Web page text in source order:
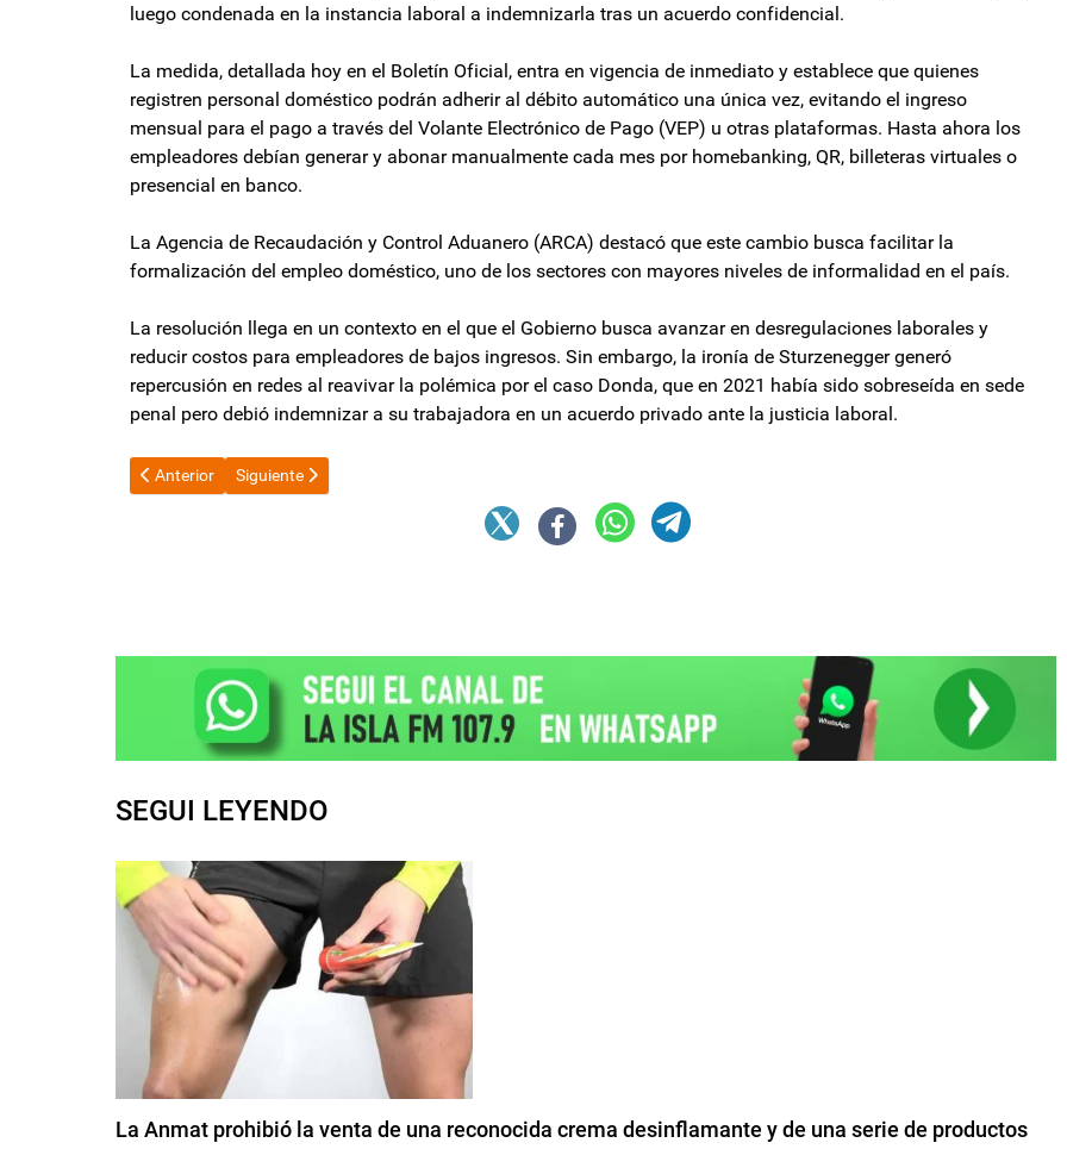
luego condenada en la instancia laboral a indemnizarla tras un acuerdo confidencial.
La medida, detallada hoy en el Boletín Oficial, entra en vigencia de inmediato y establece que quienes
registren personal doméstico podrán adherir al débito automático una única vez, evitando el ingreso
mensual para el pago a través del Volante Electrónico de Pago (VEP) u otras plataformas. Hasta ahora los
empleadores debían generar y abonar manualmente cada mes por homebanking, QR, billeteras virtuales o
presencial en banco.
La Agencia de Recaudación y Control Aduanero (ARCA) destacó que este cambio busca facilitar la
formalización del empleo doméstico, uno de los sectores con mayores niveles de informalidad en el país.
La resolución llega en un contexto en el que el Gobierno busca avanzar en desregulaciones laborales y
reducir costos para empleadores de bajos ingresos. Sin embargo, la ironía de Sturzenegger generó
repercusión en redes al reavivar la polémica por el caso Donda, que en 2021 había sido sobreseída en sede
penal pero debió indemnizar a su trabajadora en un acuerdo privado ante la justicia laboral.
Artículo anterior: Santa Fe anunció el lanzamiento de los narcotest a las fuerzas de seguridad
Anterior Artículo siguiente: "ARCA aún es un organismo ineficaz", admitió su titular, y pidió que el Congreso apruebe una ley
Siguiente
SEGUI LEYENDO
La Anmat prohibió la venta de una reconocida crema desinflamante y de una serie de productos